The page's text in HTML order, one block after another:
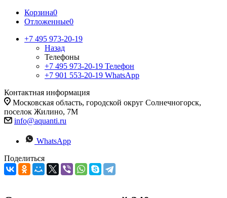
Корзина0
Отложенные0
+7 495 973-20-19
Назад
Телефоны
+7 495 973-20-19 Телефон
+7 901 553-20-19 WhatsApp
Контактная информация
Московская область, городской округ Солнечногорск,
поселок Жилино, 7М
info@aquanti.ru
WhatsApp
Поделиться